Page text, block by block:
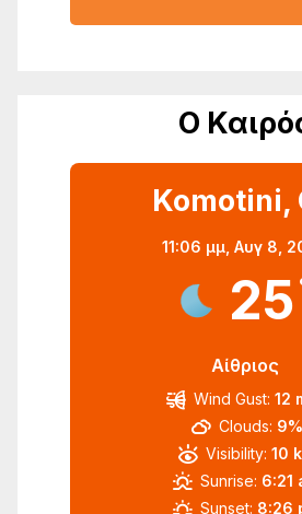
Ο
Komotini,
11:06 μμ, Αυγ 8,
25
Αίθριος
Wind Gust: 12
Clouds: 9%
Visibility: 10
Sunrise: 6:21
Sunset: 8:26